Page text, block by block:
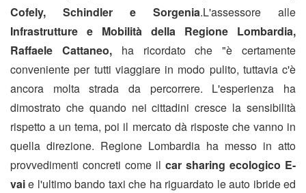
Cofely, Schindler e Sorgenia.L'assessore alle
Infrastrutture e Mobilità della Regione Lombardia,
Raffaele Cattaneo,ha ricordato che "è certamente
conveniente per tutti viaggiare in modo pulito, tuttavia c'è
ancora molta strada da percorrere. L'esperienza ha
dimostrato che quando nei cittadini cresce la sensibilità
rispetto a un tema, poi il mercato dà risposte che vanno in
quella direzione. Regione Lombardia ha messo in atto
provvedimenti concreti come il car sharing ecologico E-
vaie l'ultimo bando taxi che ha riguardato le auto ibride ed